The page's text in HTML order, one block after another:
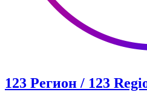
123 Регион / 123